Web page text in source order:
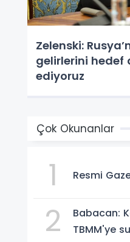
Zelenski:
gelirlerini
ediyoruz
Çok Okunanlar
1 Resmi
2
Babacan:
TBMM'ye